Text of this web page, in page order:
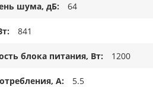
шума, дБ 64
841
блока питания, Вт 1200
А 5.5